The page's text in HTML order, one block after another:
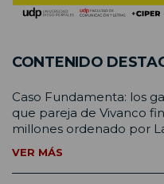
CONTENIDO
Caso Fundamenta: los
que pareja de Vivanco
millones ordenado por
VER MÁS